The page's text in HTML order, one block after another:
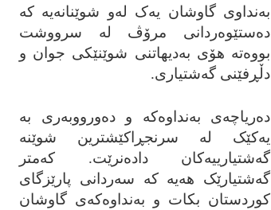
به‌نداوی گاوشان یه‌ک له‌و شوێنانه‌یه‌ که‌
ده‌ستێوه‌ردانی مرۆڤ له‌ سرووشت
بووه‌ته‌ هۆی به‌دیهاتنی شوێنێکی جوان و
دڵڕفێنی گه‌شتیاری.
ده‌ریاچه‌ی به‌نداوه‌که‌ و ده‌ورووبه‌ری به‌
یه‌کێک له‌ سرنجڕاکێشترین شوێنه‌
گه‌شتیارییه‌کان داده‌نرێت. که‌متر
گه‌شتیارێک هه‌یه‌ که‌ سه‌ردانی پارێزگای
کوردستان بکات و به‌نداوه‌که‌ی گاوشان